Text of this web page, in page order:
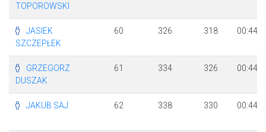
TOPOROWSKI
JASIEK
SZCZEPŁEK
60 326 318
GRZEGORZ
DUSZAK
61 334 326
JAKUB SAJ 62 338 330